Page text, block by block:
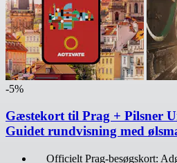
-5%
Gæstekort til Prag + Pilsner
Guidet rundvisning med
Officielt Prag-besøgskort: